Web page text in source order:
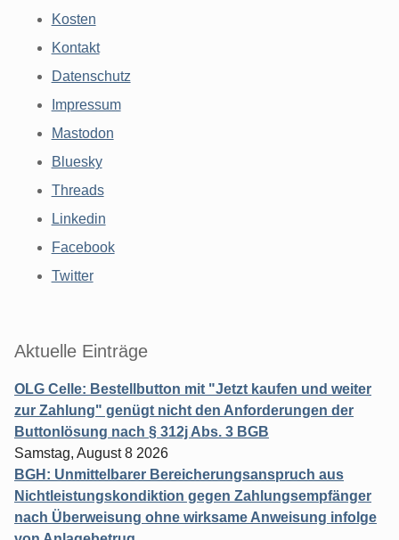
Kosten
Kontakt
Datenschutz
Impressum
Mastodon
Bluesky
Threads
Linkedin
Facebook
Twitter
Aktuelle Einträge
OLG Celle: Bestellbutton mit "Jetzt kaufen und weiter
zur Zahlung" genügt nicht den Anforderungen der
Buttonlösung nach § 312j Abs. 3 BGB
Samstag, August 8 2026
BGH: Unmittelbarer Bereicherungsanspruch aus
Nichtleistungskondiktion gegen Zahlungsempfänger
nach Überweisung ohne wirksame Anweisung infolge